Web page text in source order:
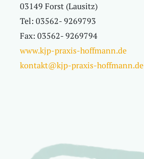
03149 Forst (Lausitz)
Tel: 03562- 9269793
Fax: 03562- 9269794
www.kjp-praxis-hoffmann.de
kontakt@kjp-praxis-hoffmann.de